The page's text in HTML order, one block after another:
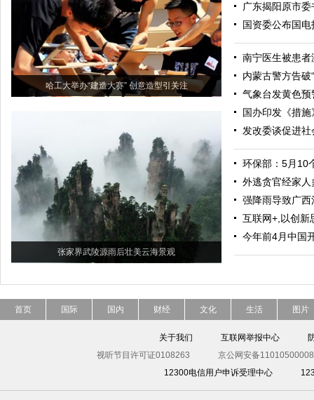
哈工大举办“建造大赛” 创意造型引关注
张家界武陵源雨后壮美云海景观
广东揭阳原市
国资委公布国
南宁医生被患
内蒙古警方告破
气象台发黄色
国办印发《措
发改委谈促进
环保部：5月10
外逃贪官经家
强降雨导致广
互联网+,以创新
今年前4月中国
首页 国际 国内 财经 文化 生活 图片
关于我们 互联网举报中心
视听节目许可证0108263
京公网安备
12300电信用户申诉受理中心